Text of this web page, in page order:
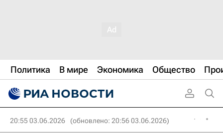
Политика В мире Экономика Общество
20:55 03.06.2026 (обновлено: 20:56 03.06.2026)